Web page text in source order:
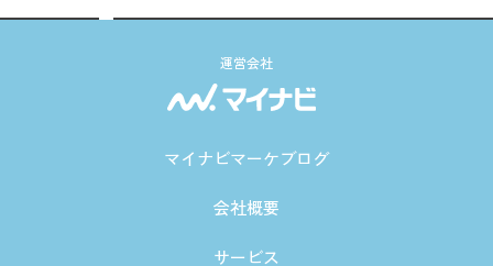
運営会社
マイナビマーケブログ
会社概要
サービス